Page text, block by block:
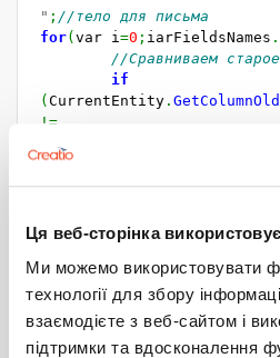
Ця веб-сторінка використовує
Ми можемо використовувати
технології для збору
взаємодієте з веб-сайтом і
підтримки та вдосконалення
" ; //тело для письма
for( var i=0 ; iarFieldsNames .
//Сравниваем
if
( CurrentEntity .
!=
CurrentEntity
{
var
"Owner" или "OwnerId"?
+ ": " +CurrentEntity.
+ "
//Записываем в тело письма
}